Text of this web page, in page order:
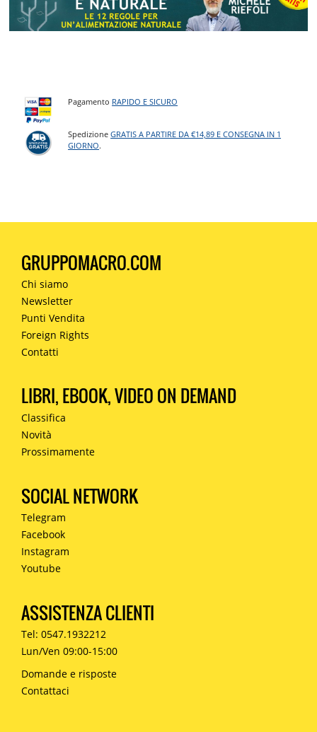
Pagamento RAPIDO E SICURO
SpedizioneGRATIS A PARTIRE DA €14,89 E CONSEGNA IN 1
GIORNO.
GRUPPOMACRO.COM
Chi siamo
Newsletter
Punti Vendita
Foreign Rights
Contatti
LIBRI, EBOOK, VIDEO ON DEMAND
Classifica
Novità
Prossimamente
SOCIAL NETWORK
Telegram
Facebook
Instagram
Youtube
ASSISTENZA CLIENTI
Tel: 0547.1932212
Lun/Ven 09:00-15:00
Domande e risposte
Contattaci